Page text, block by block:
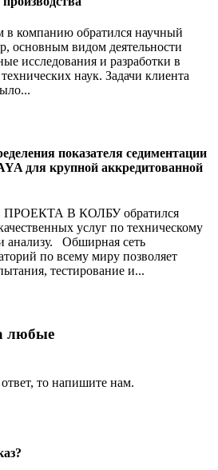
в компанию обратился научный
основным видом деятельности
исследования и разработки в
наук. Задачи клиента
показателя седиментации
для крупной аккредитованной
В КОЛБУ обратился
услуг по техническому
анализу. Обширная сеть
по всему миру позволяет
тестирование и...
любые
то напишите нам.